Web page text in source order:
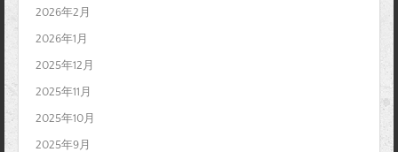
2026年2月
2026年1月
2025年12月
2025年11月
2025年10月
2025年9月